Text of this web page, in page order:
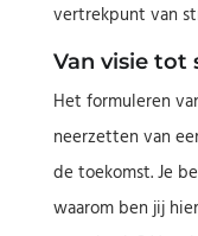
vertrekpunt van
Van visie tot
Het formuleren
neerzetten van
de toekomst. Je
waarom ben jij